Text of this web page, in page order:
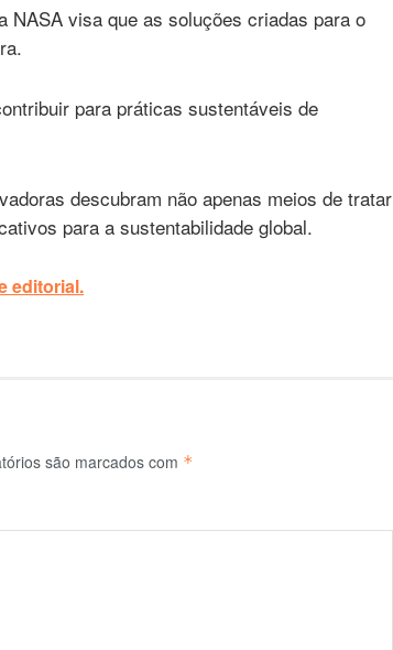
NASA visa que as soluções criadas para o
para práticas sustentáveis de
descubram não apenas meios de tratar
para a sustentabilidade global.
editorial.
são marcados com *